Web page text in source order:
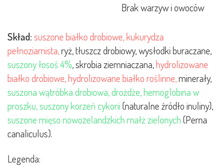
Brak warzyw i owoców
Skład:suszone białko drobiowe,kukurydza
pełnoziarnista,ryż, tłuszcz drobiowy, wysłodki buraczane,
suszony łosoś 4%, skrobia ziemniaczana,hydrolizowane
białko drobiowe,hydrolizowane białko roślinne,minerały,
suszona wątróbka drobiowa, drożdże, hemoglobina w
proszku, suszony korzeń cykorii(naturalne źródło inuliny),
suszone mięso nowozelandzkich małż zielonych(Perna
canaliculus).
Legenda: